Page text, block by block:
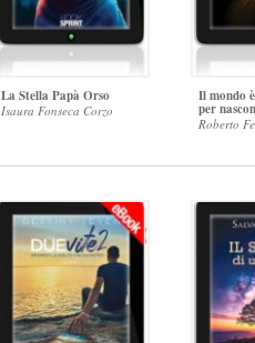
La Stella Papà Orso
Isaura Fonseca Corzo
Il mondo
per
Roberto